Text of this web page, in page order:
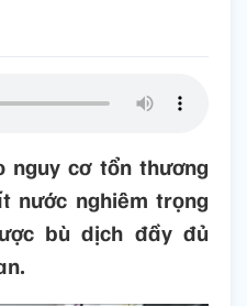
nguy cơ tổn thương
nước nghiêm trọng
bù dịch đầy đủ